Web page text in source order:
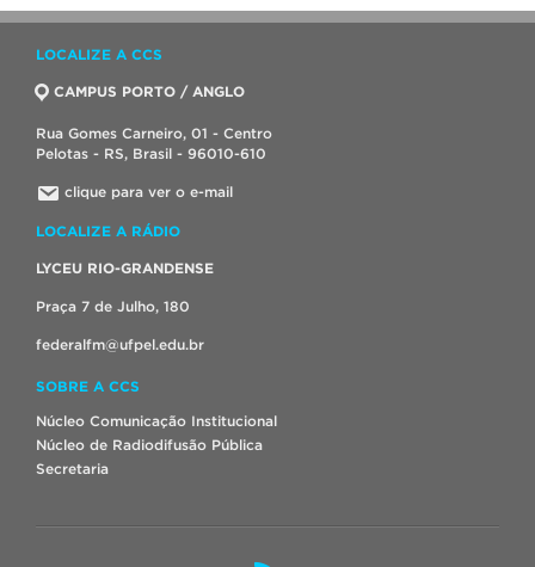
LOCALIZE A CCS
CAMPUS PORTO / ANGLO
Rua Gomes Carneiro, 01 - Centro
Pelotas - RS, Brasil - 96010-610
clique para ver o e-mail
LOCALIZE A RÁDIO
LYCEU RIO-GRANDENSE
Praça 7 de Julho, 180
federalfm@ufpel.edu.br
SOBRE A CCS
Núcleo Comunicação Institucional
Núcleo de Radiodifusão Pública
Secretaria